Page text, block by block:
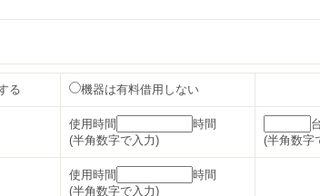
る 機器は有料借用しない
使用時間
時間
(半角数字で入力)
(半角数字
使用時間
時間
(半角数字で入力)